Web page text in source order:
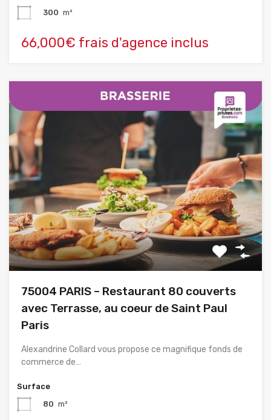
300 m²
66,000€ frais d'agence inclus
75004 PARIS – Restaurant 80 couverts
avec Terrasse, au coeur de Saint Paul
Paris
Alexandrine Collard vous propose ce magnifique fonds de
commerce de…
Surface
80 m²